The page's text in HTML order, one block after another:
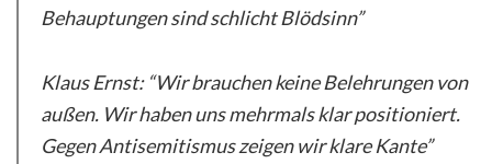
Behauptungen sind schlicht Blödsinn”
Klaus Ernst: “Wir brauchen keine Belehrungen von
außen. Wir haben uns mehrmals klar positioniert.
Gegen Antisemitismus zeigen wir klare Kante”